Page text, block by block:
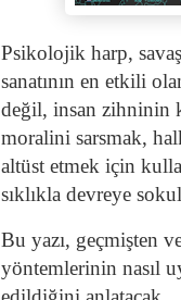
Psikolojik harp,
sanatının en etkili
değil, insan zihninin
moralini sarsmak,
altüst etmek için
sıklıkla devreye
Bu yazı, geçmişten
yöntemlerinin nasıl